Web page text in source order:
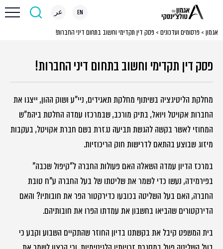
EN عر
אגמון > פרסומים ועדכונים > פסק דין תקדימי וחשוב בתחום דיני החברות!
פסק דין תקדימי וחשוב בתחום דיני החברות!
מחלקת הליטיגציה בשיתוף מחלקת תאגידים, ניי"ע ושוק ההון, ייצגו את
החברות אקויטל ויואל, בתיק מורכב, שבמרכזו עמדה החלטת ביהמ"ש
המחוזי לאשר בקשה להגשת תביעה נגזרת בשם חברת אקויטל, בעקבות
מיזוג שבוצע בהתאם לדרישות חוק הריכוזיות.
במרכז הדיון עמדה השאלה האם פעולות החברה ל"קיפול שכבה"
בפירמידה, נעשו כדי לשמר את שליטתו של בעל החברה ע"ח טובת
החברה, האם בעל השליטה בכובעו כדירקטור הפר את חובותיו? והאם
הדירקטורים שהביאו בחשבון את עמדתו הפרו את חובותיהם.
בית המשפט קיבל את בקשתנו בדיון החוזר שהתקיים השבוע וקבע כי